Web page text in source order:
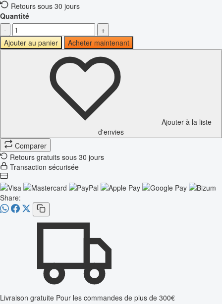
Retours sous 30 jours
Quantité
-
+
Ajouter au panier
Acheter maintenant
Ajouter à la liste
d'envies
Comparer
Retours gratuits sous 30 jours
Transaction sécurisée
Share:
Livraison gratuite Pour les commandes de plus de 300€